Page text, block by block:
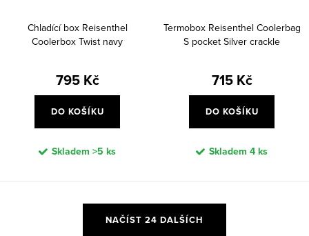
Chladící box Reisenthel
Coolerbox Twist navy
795 Kč
DO KOŠÍKU
Skladem >5 ks
Termobox Reisenthel Coolerbag
S pocket Silver crackle
715 Kč
DO KOŠÍKU
Skladem 4 ks
NAČÍST 24 DALŠÍCH